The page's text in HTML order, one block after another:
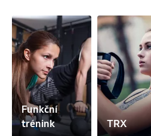
Funkční
trénink
TRX